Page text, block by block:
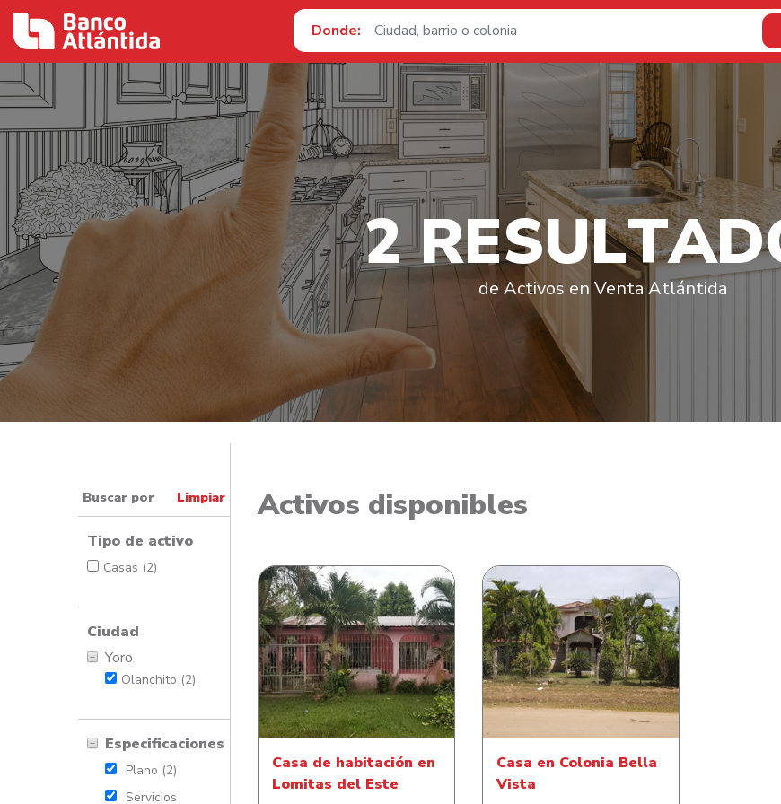
Donde:
2 RESULTAD
de Activos en Venta Atlántida
Buscar por Limpiar
Tipo de activo
Casas (2)
Ciudad
Yoro
Olanchito (2)
Especificaciones
Plano (2)
Servicios
Activos disponibles
Casa de habitación en
Lomitas del Este
Casa de habitación en
Lomitas del Este
Casa en Colonia Bella Vista
Casa en Colonia Bella
Vista